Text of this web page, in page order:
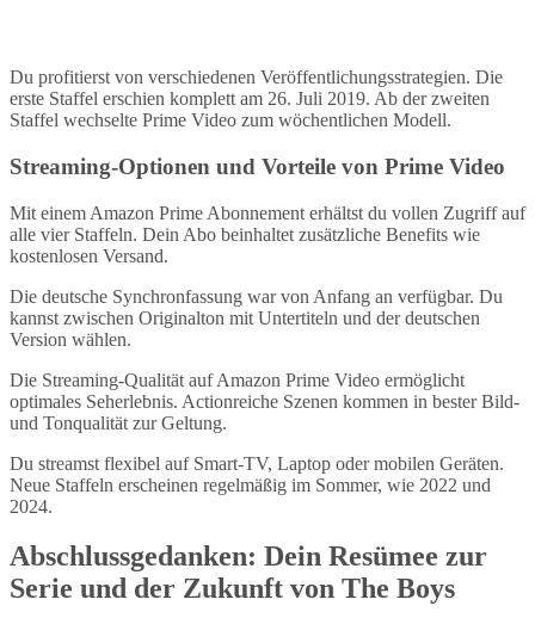
Du profitierst von verschiedenen Veröffentlichungsstrategien. Die
erste Staffel erschien komplett am 26. Juli 2019. Ab der zweiten
Staffel wechselte Prime Video zum wöchentlichen Modell.
Streaming-Optionen und Vorteile von Prime Video
Mit einem Amazon Prime Abonnement erhältst du vollen Zugriff auf
alle vier Staffeln. Dein Abo beinhaltet zusätzliche Benefits wie
kostenlosen Versand.
Die deutsche Synchronfassung war von Anfang an verfügbar. Du
kannst zwischen Originalton mit Untertiteln und der deutschen
Version wählen.
Die Streaming-Qualität auf Amazon Prime Video ermöglicht
optimales Seherlebnis. Actionreiche Szenen kommen in bester Bild-
und Tonqualität zur Geltung.
Du streamst flexibel auf Smart-TV, Laptop oder mobilen Geräten.
Neue Staffeln erscheinen regelmäßig im Sommer, wie 2022 und
2024.
Abschlussgedanken: Dein Resümee zur
Serie und der Zukunft von The Boys